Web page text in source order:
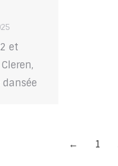
et
← 1